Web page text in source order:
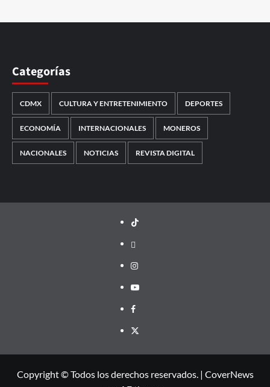
Categorías
CDMX CULTURA Y ENTRETENIMIENTO DEPORTES
ECONOMÍA INTERNACIONALES MONEROS
NACIONALES NOTICIAS REVISTA DIGITAL
TikTok
threads
Instagram
Youtube
Facebook
X
Copyright © Todos los derechos reservados. | CoverNews